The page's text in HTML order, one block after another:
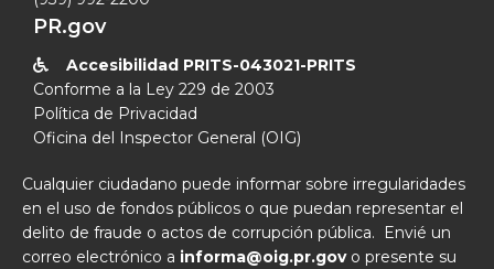
PR.gov

Accesibilidad PRITS-043021-PRITS
Conforme a la Ley 229 de 2003
Política de Privacidad
Oficina del Inspector General (OIG)
Cualquier ciudadano puede informar sobre irregularidades
en el uso de fondos públicos o que puedan representar el
delito de fraude o actos de corrupción pública. Envié un
correo electrónico a informa@oig.pr.govo presente su